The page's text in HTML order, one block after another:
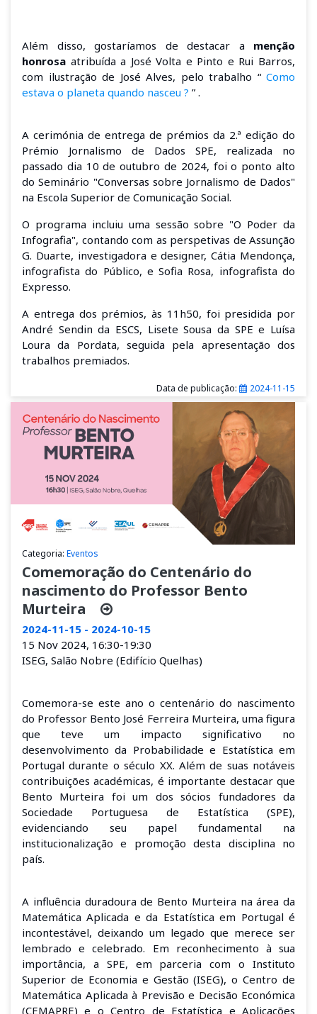
Além disso, gostaríamos de destacar a menção
honrosa atribuída a José Volta e Pinto e Rui Barros,
com ilustração de José Alves, pelo trabalho “ Como
estava o planeta quando nasceu ? ” .
A cerimónia de entrega de prémios da 2.ª edição do
Prémio Jornalismo de Dados SPE, realizada no
passado dia 10 de outubro de 2024, foi o ponto alto
do Seminário "Conversas sobre Jornalismo de Dados"
na Escola Superior de Comunicação Social.
O programa incluiu uma sessão sobre "O Poder da
Infografia", contando com as perspetivas de Assunção
G. Duarte, investigadora e designer, Cátia Mendonça,
infografista do Público, e Sofia Rosa, infografista do
Expresso.
A entrega dos prémios, às 11h50, foi presidida por
André Sendin da ESCS, Lisete Sousa da SPE e Luísa
Loura da Pordata, seguida pela apresentação dos
trabalhos premiados.
Data de publicação: 2024-11-15
Categoria: Eventos
Comemoração do Centenário do
nascimento do Professor Bento
Murteira
2024-11-15 - 2024-10-15
15 Nov 2024, 16:30-19:30
ISEG, Salão Nobre (Edifício Quelhas)
Comemora-se este ano o centenário do nascimento
do Professor Bento José Ferreira Murteira, uma figura
que teve um impacto significativo no
desenvolvimento da Probabilidade e Estatística em
Portugal durante o século XX. Além de suas notáveis
contribuições académicas, é importante destacar que
Bento Murteira foi um dos sócios fundadores da
Sociedade Portuguesa de Estatística (SPE),
evidenciando seu papel fundamental na
institucionalização e promoção desta disciplina no
país.
A influência duradoura de Bento Murteira na área da
Matemática Aplicada e da Estatística em Portugal é
incontestável, deixando um legado que merece ser
lembrado e celebrado. Em reconhecimento à sua
importância, a SPE, em parceria com o Instituto
Superior de Economia e Gestão (ISEG), o Centro de
Matemática Aplicada à Previsão e Decisão Económica
(CEMAPRE) e o Centro de Estatística e Aplicações